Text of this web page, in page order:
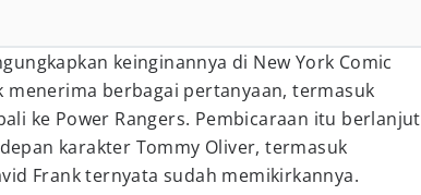
keinginannya di New York Comic
menerima berbagai pertanyaan, termasuk
ke Power Rangers. Pembicaraan itu berlanjut
karakter Tommy Oliver, termasuk
Frank ternyata sudah memikirkannya.